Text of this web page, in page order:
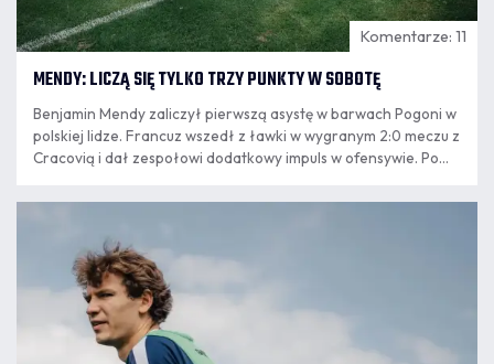
Komentarze: 11
MENDY: LICZĄ SIĘ TYLKO TRZY PUNKTY W SOBOTĘ
Benjamin Mendy zaliczył pierwszą asystę w barwach Pogoni w
polskiej lidze. Francuz wszedł z ławki w wygranym 2:0 meczu z
Cracovią i dał zespołowi dodatkowy impuls w ofensywie. Po
podsumował występ, opowiedział o relacji z trenerem